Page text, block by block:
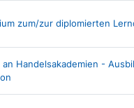
zum/zur diplomierten
Handelsakademien -